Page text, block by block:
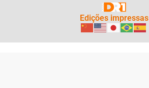
Edições impressas